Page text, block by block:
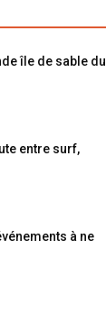
île de sable du
entre surf,
à ne